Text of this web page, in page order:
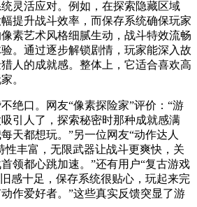
灵活应对。例如，在探索隐藏区域
提升战斗效率，而保存系统确保玩家
素艺术风格细腻生动，战斗特效流畅
。通过逐步解锁剧情，玩家能深入故
人的成就感。整体上，它适合喜欢高
。
绝口。网友“像素探险家”评价：“游
引人了，探索秘密时那种成就感满
天都想玩。”另一位网友“动作达人
性丰富，无限武器让战斗更爽快，关
领都心跳加速。”还有用户“复古游戏
感十足，保存系统很贴心，玩起来完
作爱好者。”这些真实反馈突显了游